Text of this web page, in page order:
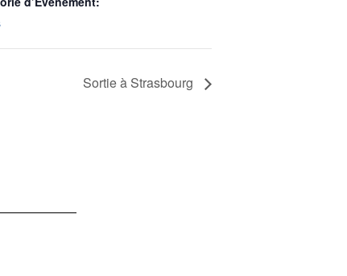
Sortie à Strasbourg